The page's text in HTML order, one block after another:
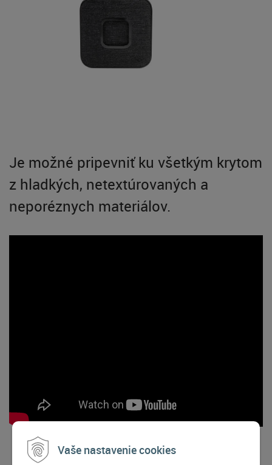
Vaše nastavenie cookies
Je možné pripevniť ku všetkým krytom
z hladkých, netextúrovaných a
neporéznych materiálov.